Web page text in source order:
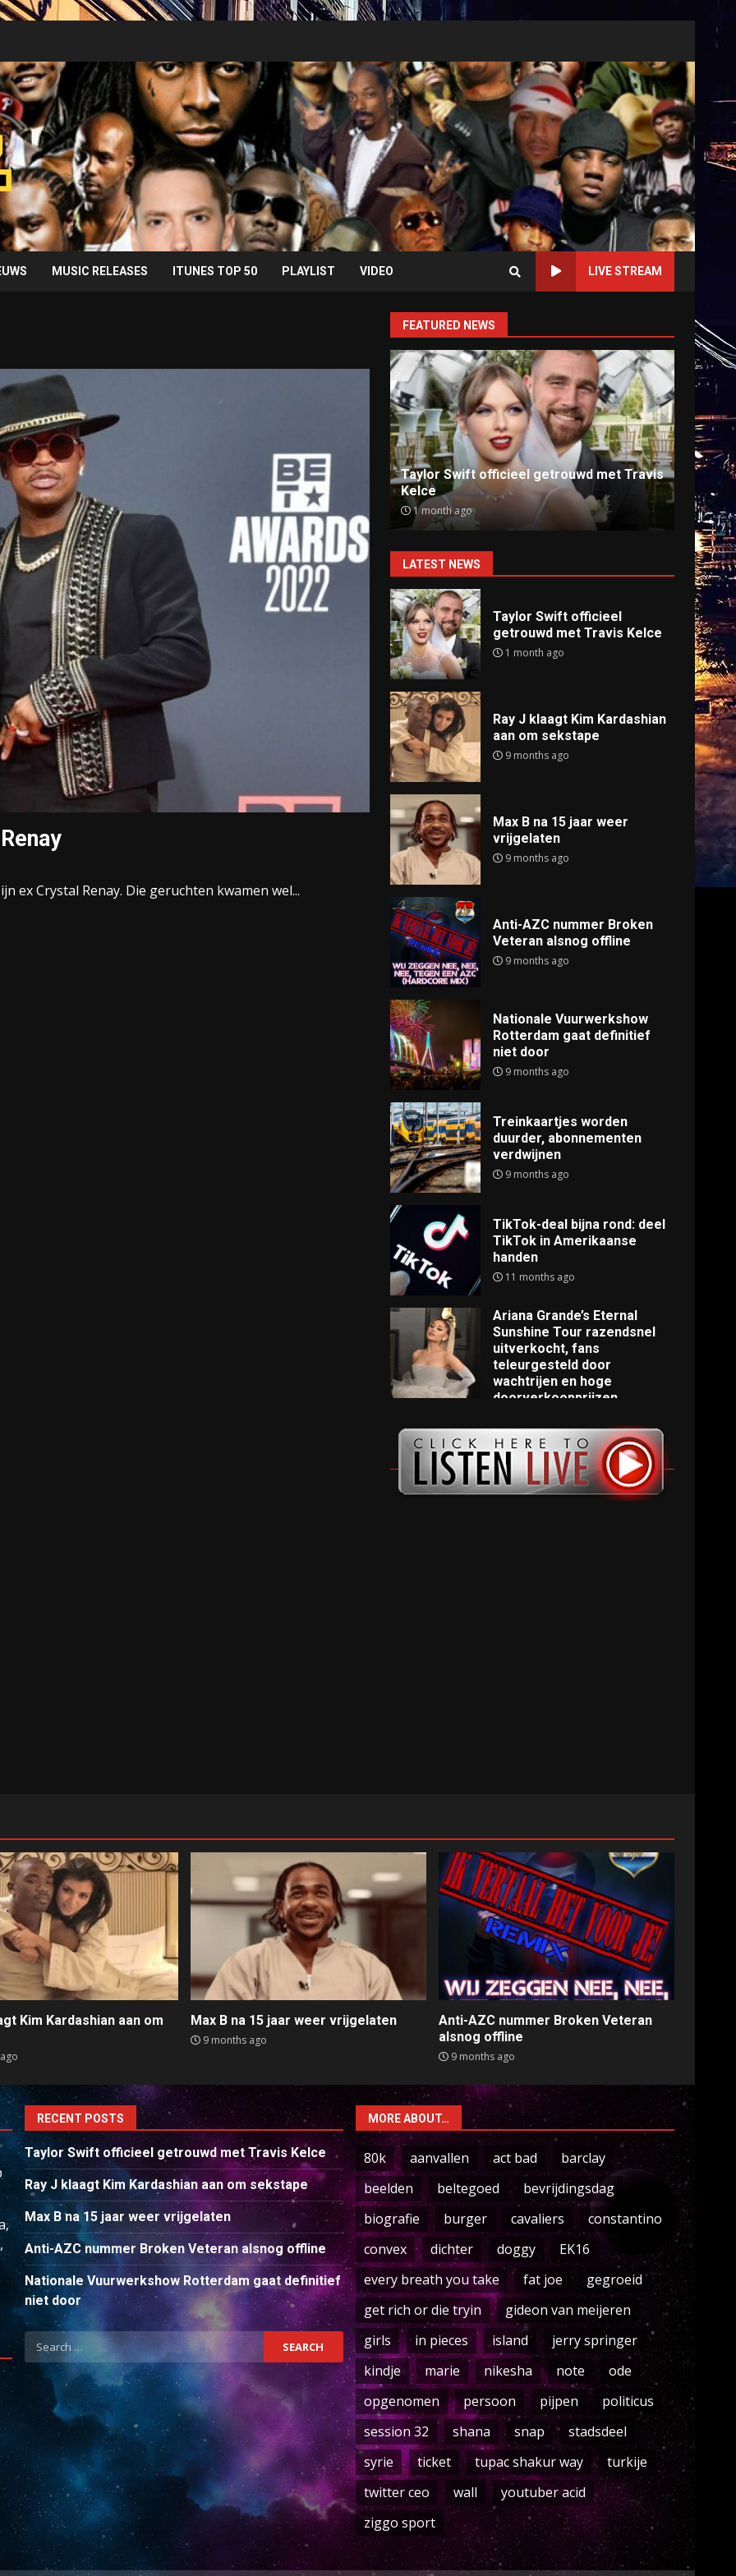
MUSIC RELEASES ITUNES TOP 50 PLAYLIST VIDEO LIVE STREAM
ex Crystal Renay. Die geruchten kwamen wel...
FEATURED NEWS
Taylor Swift officieel getrouwd met Travis
1 month ago
Ray J klaagt Kim Kardashian aan om
sekstape
9 months ago
Anti-
9
LATEST NEWS
Taylor Swift officieel
getrouwd met Travis Kelce
1 month ago
Ray J klaagt Kim Kardashian
aan om sekstape
9 months ago
Max B na 15 jaar weer
vrijgelaten
9 months ago
Anti-AZC nummer Broken
Veteran alsnog offline
9 months ago
Nationale Vuurwerkshow
Rotterdam gaat definitief
niet door
9 months ago
Treinkaartjes worden
duurder, abonnementen
verdwijnen
9 months ago
TikTok-deal bijna rond: deel
TikTok in Amerikaanse
handen
11 months ago
Ariana Grande’s Eternal
Sunshine Tour razendsnel
uitverkocht, fans
teleurgesteld door
wachtrijen en hoge
doorverkoopprijzen
Kim Kardashian aan om
Max B na 15 jaar weer vrijgelaten
9 months ago
Anti-AZC nummer Broken Veteran
alsnog offline
9 months ago
RECENT POSTS
Taylor Swift officieel getrouwd met Travis Kelce
Ray J klaagt Kim Kardashian aan om sekstape
Max B na 15 jaar weer vrijgelaten
Anti-AZC nummer Broken Veteran alsnog offline
Nationale Vuurwerkshow Rotterdam gaat definitief
niet door
Search
for:
MORE ABOUT…
80k aanvallen act bad
barclay
beelden
beltegoed
bevrijdingsdag
biografie
burger cavaliers
constantino
convex
dichter doggy
EK16
every breath you take
fat joe
gegroeid
get rich or die tryin
gideon van meijeren
girls
in pieces island
jerry springer
kindje
marie nikesha note
ode
opgenomen
persoon pijpen
politicus
session 32
shana snap
stadsdeel
syrie
ticket tupac shakur way
turkije
twitter ceo
wall
youtuber acid
ziggo sport